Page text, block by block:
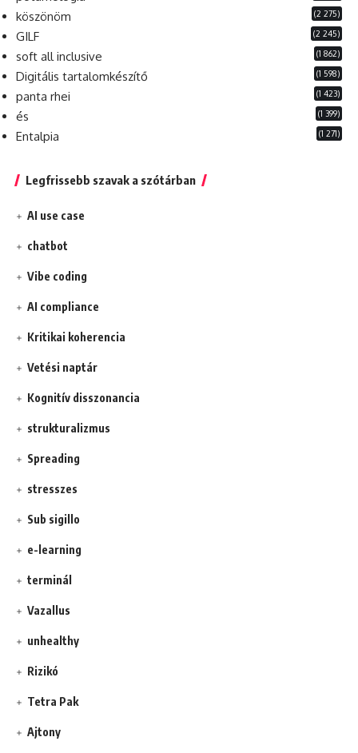
köszönöm (2 275)
GILF (2 245)
soft all inclusive (1 862)
Digitális tartalomkészítő (1 598)
panta rhei (1 423)
és (1 399)
Entalpia (1 271)
Legfrissebb szavak a szótárban
AI use case
chatbot
Vibe coding
AI compliance
Kritikai koherencia
Vetési naptár
Kognitív disszonancia
strukturalizmus
Spreading
stresszes
Sub sigillo
e-learning
terminál
Vazallus
unhealthy
Rizikó
Tetra Pak
Ajtony